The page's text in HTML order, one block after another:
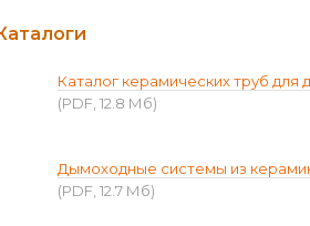
Каталог керамических труб для
(PDF, 12.8 Мб)
Дымоходные системы из
(PDF, 12.7 Мб)